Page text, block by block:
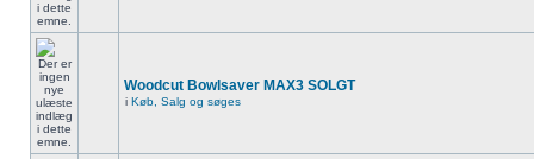
Woodcut Bowlsaver MAX3 SOLGT
i Køb, Salg og søges